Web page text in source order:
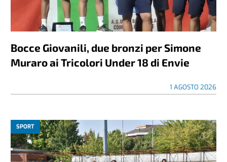
Bocce Giovanili, due bronzi per Simone
Muraro ai Tricolori Under 18 di Envie
1 AGOSTO 2026
SPORT